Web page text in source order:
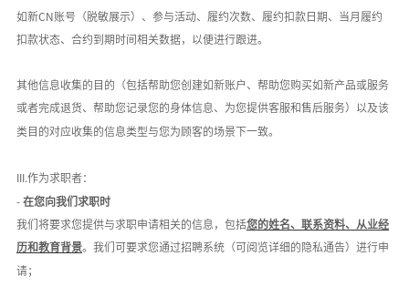
如新CN账号（脱敏展示）、参与活动、履约次数、履约扣款日期、当月履约
扣款状态、合约到期时间相关数据，以便进行跟进。
其他信息收集的目的（包括帮助您创建如新账户、帮助您购买如新产品或服务
或者完成退货、帮助您记录您的身体信息、为您提供客服和售后服务）以及该
类目的对应收集的信息类型与您为顾客的场景下一致。
III.作为求职者：
- 在您向我们求职时
我们将要求您提供与求职申请相关的信息，包括您的姓名、联系资料、从业经
历和教育背景。我们可要求您通过招聘系统（可阅览详细的隐私通告）进行申
请；